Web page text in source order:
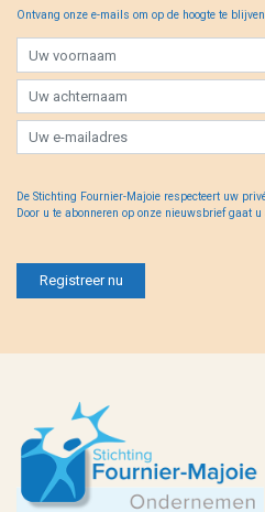
Ontvang onze e-mails om op de hoogte te
De Stichting Fournier-Majoie respecteert uw
Door u te abonneren op onze nieuwsbrief gaat